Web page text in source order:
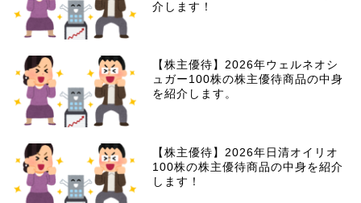
介します！
【株主優待】2026年ウェルネオシ
ュガー100株の株主優待商品の中身
を紹介します。
【株主優待】2026年日清オイリオ
100株の株主優待商品の中身を紹介
します！